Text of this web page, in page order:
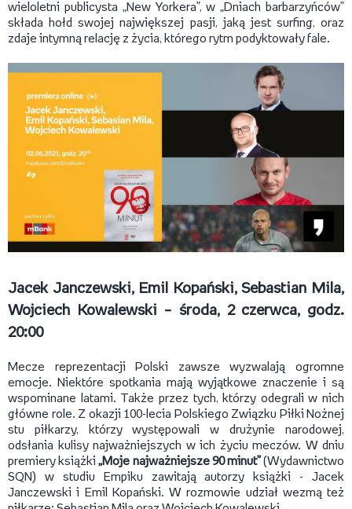
wieloletni publicysta „New Yorkera”, w „Dniach barbarzyńców”
składa hołd swojej największej pasji, jaką jest surfing, oraz
zdaje intymną relację z życia, którego rytm podyktowały fale.
Jacek Janczewski, Emil Kopański, Sebastian Mila,
Wojciech Kowalewski – środa, 2 czerwca, godz.
20:00
Mecze reprezentacji Polski zawsze wyzwalają ogromne
emocje. Niektóre spotkania mają wyjątkowe znaczenie i są
wspominane latami. Także przez tych, którzy odegrali w nich
główne role. Z okazji 100-lecia Polskiego Związku Piłki Nożnej
stu piłkarzy, którzy występowali w drużynie narodowej,
odsłania kulisy najważniejszych w ich życiu meczów. W dniu
premiery książki„Moje najważniejsze 90 minut”(Wydawnictwo
SQN) w studiu Empiku zawitają autorzy książki - Jacek
Janczewski i Emil Kopański. W rozmowie udział wezmą też